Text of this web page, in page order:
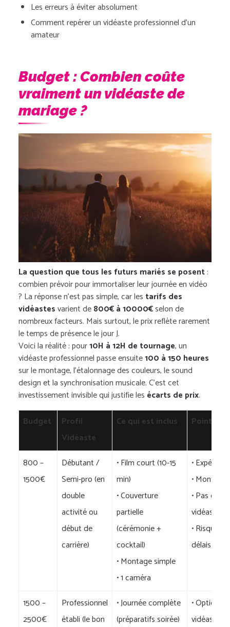
Les erreurs à éviter absolument
Comment repérer un vidéaste professionnel d’un
amateur
Budget : Combien coûte
vraiment un vidéaste de
mariage ?
La question que tous les futurs mariés se posent:
combien prévoir pour immortaliser leur journée en vidéo
? La réponse n’est pas simple, car les tarifs des
vidéastesvarient de800€ à 10000€selon de
nombreux facteurs. Mais surtout, le prix reflète rarement
le temps de présence le jour J.
Voici la réalité : pour10H à 12H de tournage, un
vidéaste professionnel passe ensuite100 à 150 heures
sur le montage, l’étalonnage des couleurs, le sound
design et la synchronisation musicale. C’est cet
investissement invisible qui justifie les écarts de prix.
Budget
Profil
Vidéaste
Ce qui est inclus Points
800 –
1500€
Débutant /
Semi-pro (en
double
activité ou
début de
carrière)
• Film court (10-15
min)
• Couverture
partielle
(cérémonie +
cocktail)
• Montage simple
• 1 caméra
•
•
• Pas
vidéaste)
• Risque
délais
1500 –
2500€
Professionnel
établi (le bon
• Journée complète
(préparatifs soirée)
• Options
vidéaste)